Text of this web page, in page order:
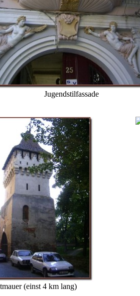
Jugendstilfassade
(einst 4 km lang)